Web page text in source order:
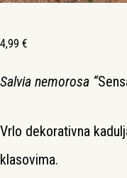
4,99 €
Salvia nemorosa “
Vrlo dekorativna
klasovima.